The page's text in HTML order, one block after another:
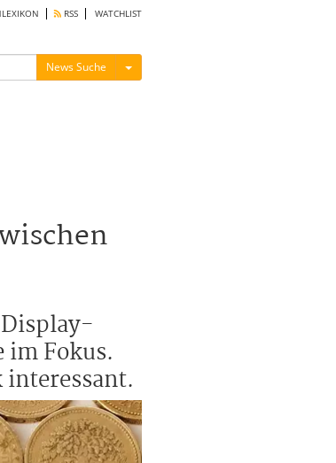
RSS WATCHLIST
News Suche Menü ein-/ausblenden
Fokus.